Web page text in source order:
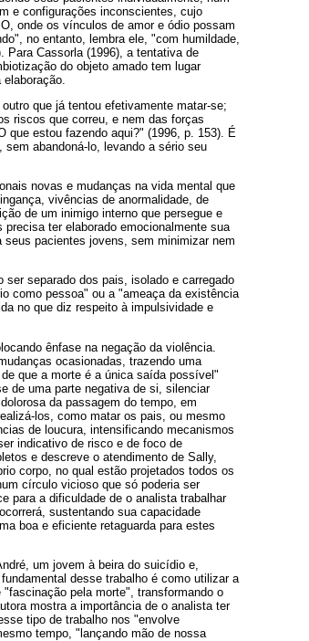
e configurações inconscientes, cujo
onde os vínculos de amor e ódio possam
no entanto, lembra ele, "com humildade,
Para Cassorla (1996), a tentativa de
do objeto amado tem lugar
que já tentou efetivamente matar-se;
riscos que correu, e nem das forças
estou fazendo aqui?" (1996, p. 153). É
abandoná-lo, levando a sério seu
novas e mudanças na vida mental que
vivências de anormalidade, de
de um inimigo interno que persegue e
ter elaborado emocionalmente sua
pacientes jovens, sem minimizar nem
separado dos pais, isolado e carregado
como pessoa" ou a "ameaça da existência
no que diz respeito à impulsividade e
ênfase na negação da violência.
ocasionadas, trazendo uma
que a morte é a única saída possível"
de uma parte negativa de si, silenciar
da passagem do tempo, em
los, como matar os pais, ou mesmo
de loucura, intensificando mecanismos
indicativo de risco e de foco de
e descreve o atendimento de Sally,
corpo, no qual estão projetados todos os
círculo vicioso que só poderia ser
para a dificuldade de o analista trabalhar
sustentando sua capacidade
boa e eficiente retaguarda para estes
um jovem à beira do suicídio e,
desse trabalho é como utilizar a
pela morte", transformando o
mostra a importância de o analista ter
tipo de trabalho nos "envolve
tempo, "lançando mão de nossa